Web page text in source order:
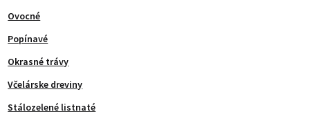
Ovocné
Popínavé
Okrasné trávy
Včelárske dreviny
Stálozelené listnaté